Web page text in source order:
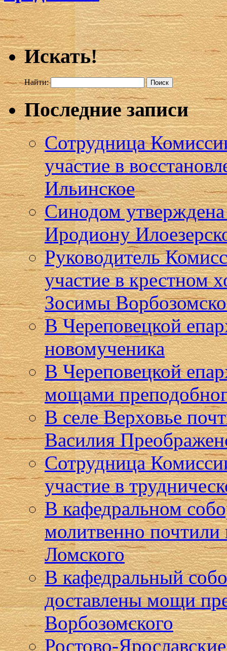
Искать!
Найти:
Последние записи
Сотрудница
участие в
Ильинское
Синодом
Иродиону
Руководитель
участие в крестном
Зосимы
В Череповецкой
новомученика
В Череповецкой
мощами
В селе Верховье
Василия
Сотрудница
участие в
В кафедральном
молитвенно почтили
Ломского
В кафедральный
доставлены мощи
Ворбозомского
Ростово-